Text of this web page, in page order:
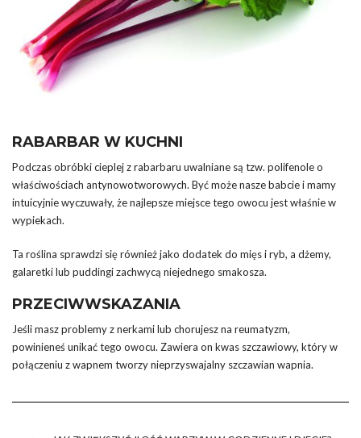
RABARBAR W KUCHNI
Podczas obróbki cieplej z rabarbaru uwalniane są tzw. polifenole o
właściwościach antynowotworowych. Być może nasze babcie i mamy
intuicyjnie wyczuwały, że najlepsze miejsce tego owocu jest właśnie w
wypiekach.
Ta roślina sprawdzi się również jako dodatek do mięs i ryb, a dżemy,
galaretki lub puddingi zachwycą niejednego smakosza.
PRZECIWWSKAZANIA
Jeśli masz problemy z nerkami lub chorujesz na reumatyzm,
powinieneś unikać tego owocu. Zawiera on kwas szczawiowy, który w
połączeniu z wapnem tworzy nieprzyswajalny szczawian wapnia.